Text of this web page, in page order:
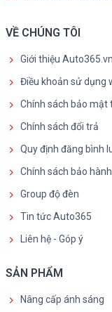
VỀ CHÚNG TÔI
Giới thiệu Auto365.vn
Điều khoản sử dụng
Chính sách bảo mật
Chính sách đổi trả
Quy định đăng bình
Chính sách bảo hành
Group độ đèn
Tin tức Auto365
Liên hệ - Góp ý
SẢN PHẨM
Nâng cấp ánh sáng